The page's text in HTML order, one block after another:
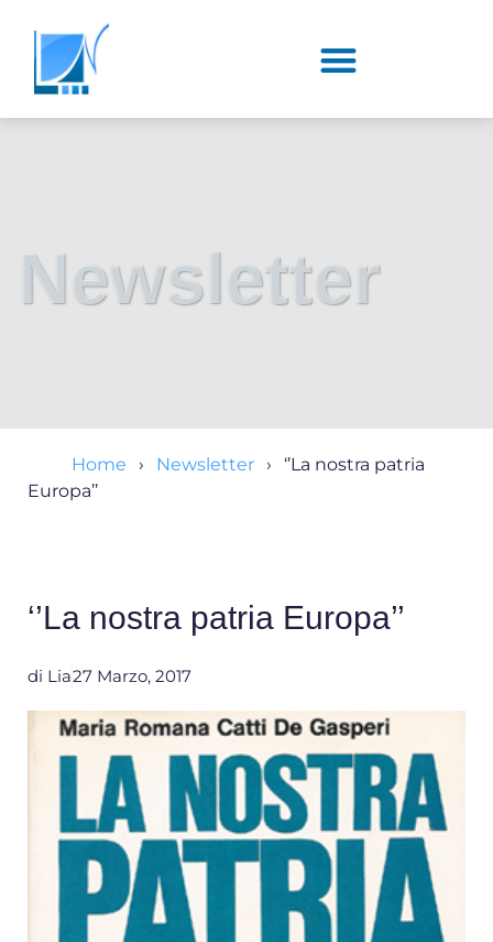
Newsletter
Home Newsletter
‘’La nostra patria
Europa’’
‘’La nostra patria Europa’’
di Lia27 Marzo, 2017